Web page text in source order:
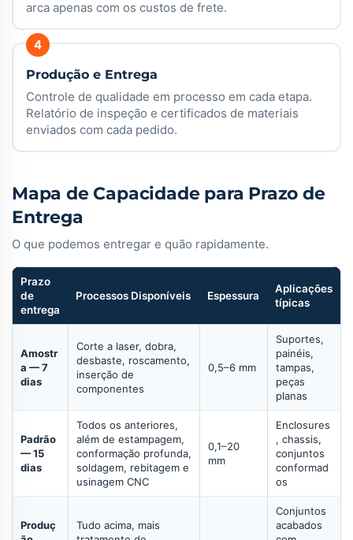
arca apenas com os custos de frete.
Produção e Entrega
Controle de qualidade em processo em cada etapa.
Relatório de inspeção e certificados de materiais
enviados com cada pedido.
Mapa de Capacidade para Prazo de
Entrega
O que podemos entregar e quão rapidamente.
Prazo
de
entrega
Processos Disponíveis Espessura
Aplicações
típicas
Amostr
a — 7
dias
Corte a laser, dobra,
desbaste, roscamento,
inserção de
componentes
0,5–6 mm
Suportes,
painéis,
tampas,
peças
planas
Padrão
— 15
dias
Todos os anteriores,
além de estampagem,
conformação profunda,
soldagem, rebitagem e
usinagem CNC
0,1–20
mm
Enclosures
, chassis,
conjuntos
conformad
os
Produç
Tudo acima, mais
Conjuntos
acabados